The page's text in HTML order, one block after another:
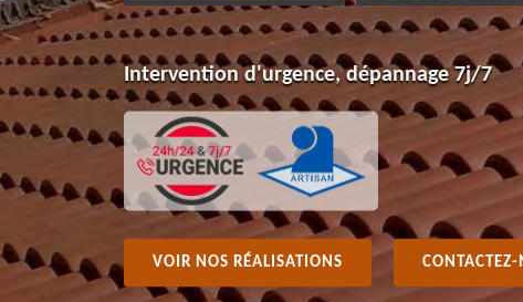
Intervention d'urgence, dépannage 7j/7
VOIR NOS RÉALISATIONS